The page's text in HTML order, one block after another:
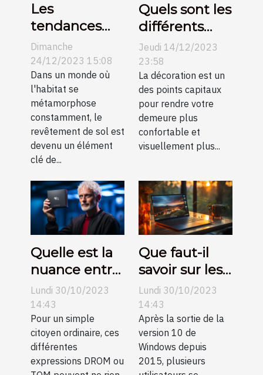
Les
tendances
actuelles
dans le
revêtement
de sol et
comment
elles
transforment
l'esthétique
des
habitations
modernes
Dimanche
24/12/2023 15:08
Dans un monde où
l'habitat se
métamorphose
constamment, le
revêtement de sol est
devenu un élément
clé de...
Quels sont les
différents
types de
suspension et
idées pour
améliorer la
décoration de
votre
intérieur ?
Jeudi 14/12/2023
23:58
La décoration est un
des points capitaux
pour rendre votre
demeure plus
confortable et
visuellement plus...
Quelle est la
nuance entre
DROM et
TOM ?
Lundi 30/10/2023
14:43
Pour un simple
citoyen ordinaire, ces
différentes
expressions DROM ou
Que faut-il
savoir sur les
clés de
licence
Windows 10 ?
Lundi 30/10/2023
14:43
Après la sortie de la
version 10 de
Windows depuis
2015, plusieurs